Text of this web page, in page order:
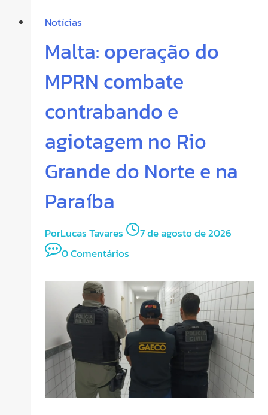
Notícias
Malta: operação do
MPRN combate
contrabando e
agiotagem no Rio
Grande do Norte e na
Paraíba
PorLucas Tavares
7 de agosto de 2026
0 Comentários